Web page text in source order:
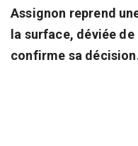
Assignon reprend
la surface, déviée de
confirme sa